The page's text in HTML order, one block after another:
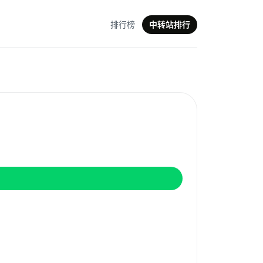
排行榜 中转站排行